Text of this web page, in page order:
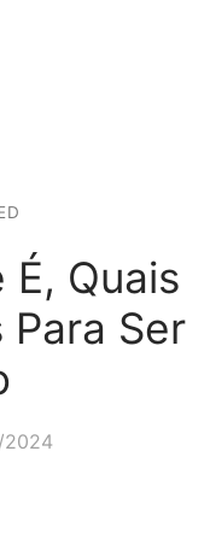
É, Quais
Para Ser
2024